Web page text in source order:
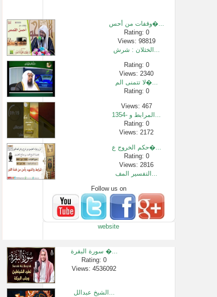
وقفات من أحس�...
Rating: 0
Views: 98819
الخثلان : شرش...
Rating: 0
Views: 2340
لا تتمنى الم�...
Rating: 0
Views: 467
1354- المرابط و...
Rating: 0
Views: 2172
حكم الخروج ع�...
Rating: 0
Views: 2816
التفسير المف...
Rating: 0
Views: 80893
قواعد في تزك�...
Rating: 0
Views: 35185
Follow us on
website
سورة البقرة �...
Rating: 0
Views: 4536092
الشيخ عبدالل...